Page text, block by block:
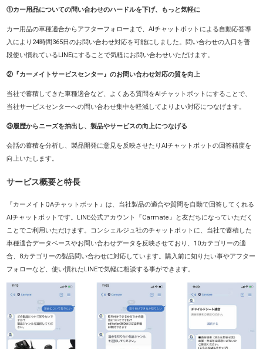
①カー用品についての問い合わせのハードルを下げ、もっと気軽に
カー用品の車種適合からアフターフォローまで、AIチャットボットによる自動応答導
入により24時間365日のお問い合わせ対応を可能にしました。問い合わせの入口を普
段使い慣れているLINEにすることで気軽にお問い合わせいただけます。
②『カーメイトサービスセンター』のお問い合わせ対応の質を向上
当社で蓄積してきた車種適合など、よくある質問をAIチャットボットにすることで、
当社サービスセンターへの問い合わせ集中を軽減してよりよい対応につなげます。
③履歴からニーズを抽出し、製品やサービスの向上につなげる
会話の蓄積を分析し、製品開発に意見を反映させたりAIチャットボットの回答精度を
向上いたします。
サービス概要と特長
『カーメイトQAチャットボット』は、当社製品の適合や質問を自動で回答してくれる
AIチャットボットです。LINE公式アカウント『Carmate』と友だちになっていただく
ことでご利用いただけます。コンシェルジュ社のチャットボットに、当社で蓄積した
車種適合データベースやお問い合わせデータを反映させており、10カテゴリーの適
合、8カテゴリーの製品問い合わせに対応しています。購入前に知りたい事やアフター
フォローなど、使い慣れたLINEで気軽に相談する事ができます。